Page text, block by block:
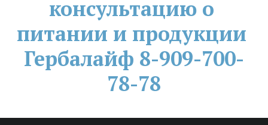
консультацию о
питании и продукции
Гербалайф 8-909-700-
78-78